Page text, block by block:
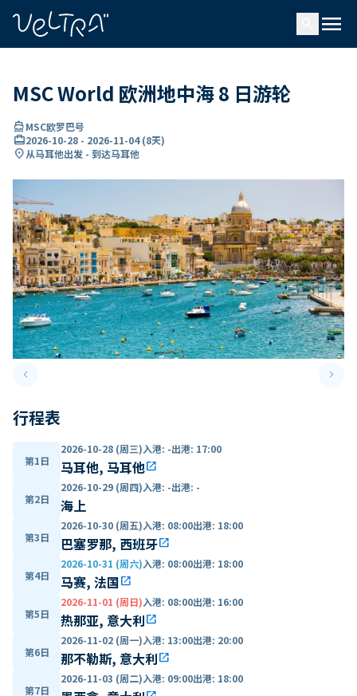
menu
MSC World 欧洲地中海 8 日游轮
directions_boatMSC欧罗巴号
card_travel2026-10-28 - 2026-11-04(8天)
location_on从马耳他出发 - 到达马耳他
keyboard_arrow_leftPrevious slide keyboard_arrow_right
行程表
第1日
2026-10-28 (周三)入港: -出港: 17:00
马耳他, 马耳他open_in_new
第2日
2026-10-29 (周四)入港: -出港: -
海上
第3日
2026-10-30 (周五)入港: 08:00出港: 18:00
巴塞罗那, 西班牙open_in_new
第4日
2026-10-31 (周六)入港: 08:00出港: 18:00
马赛, 法国open_in_new
第5日
2026-11-01 (周日)入港: 08:00出港: 16:00
热那亚, 意大利open_in_new
第6日
2026-11-02 (周一)入港: 13:00出港: 20:00
那不勒斯, 意大利open_in_new
第7日
2026-11-03 (周二)入港: 09:00出港: 18:00